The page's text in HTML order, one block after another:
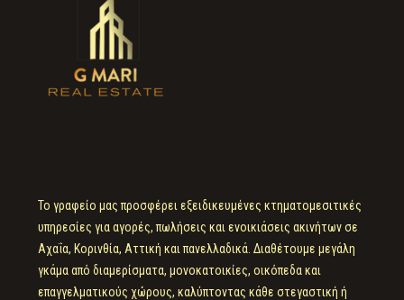
Το γραφείο μας προσφέρει εξειδικευμένες κτηματομεσιτικές
υπηρεσίες για αγορές, πωλήσεις και ενοικιάσεις ακινήτων σε
Αχαΐα, Κορινθία, Αττική και πανελλαδικά. Διαθέτουμε μεγάλη
γκάμα από διαμερίσματα, μονοκατοικίες, οικόπεδα και
επαγγελματικούς χώρους, καλύπτοντας κάθε στεγαστική ή